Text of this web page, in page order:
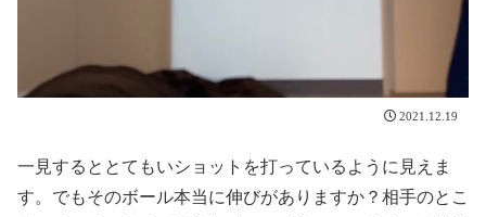
2021.12.19
一見するととてもいショットを打っているように見えま
す。でもそのボール本当に伸びがありますか？相手のとこ